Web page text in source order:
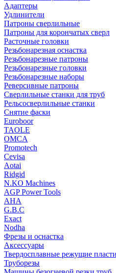
Адаптеры
Удлинители
Патроны сверлильные
Патроны для корончатых сверл
Расточные головки
Резьбонарезная оснастка
Резьбонарезные патроны
Резьбонарезные головки
Резьбонарезные наборы
Реверсивные патроны
Сверлильные станки для труб
Рельсосверлильные станки
Снятие фаски
Euroboor
TAOLE
OMCA
Promotech
Cevisa
Aotai
Ridgid
N.KO Machines
AGP Power Tools
AHA
G.B.C
Exact
Nodha
Фрезы и оснастка
Аксессуары
Твердосплавные режущие
Труборезы